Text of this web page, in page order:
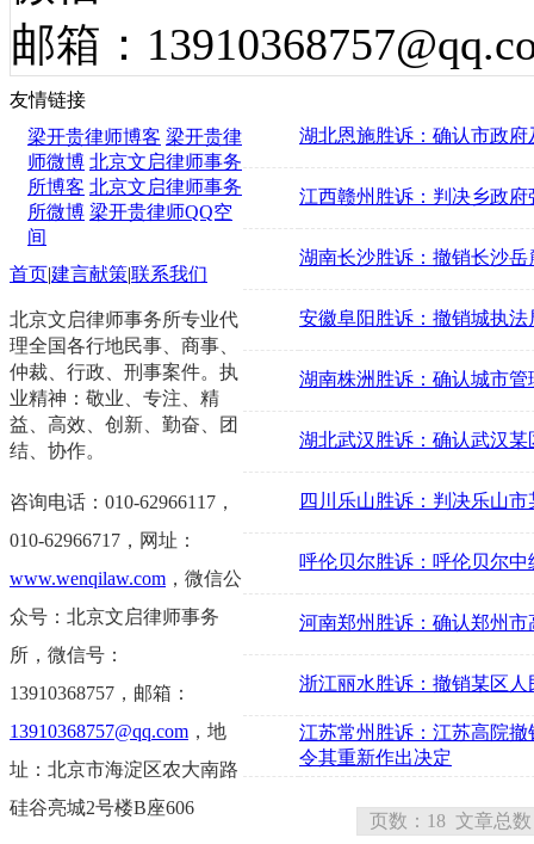
邮箱：
湖北恩施胜诉：确认市政
江西赣州胜诉：判决乡政
湖南长沙胜诉：撤销长沙
安徽阜阳胜诉：撤销城执
湖南株洲胜诉：确认城市
湖北武汉胜诉：确认武汉
四川乐山胜诉：判决乐山
呼伦贝尔胜诉：呼伦贝尔
河南郑州胜诉：确认郑州
浙江丽水胜诉：撤销某区
江苏常州胜诉：江苏高院
令其重新作出决定
页数：18 文章总数
友情链接
梁开贵律师博客 梁开贵律
师微博 北京文启律师事务
所博客 北京文启律师事务
所微博 梁开贵律师QQ空
间
首页|建言献策|联系我们
北京文启律师事务所专业代
理全国各行地民事、商事、
仲裁、行政、刑事案件。执
业精神：敬业、专注、精
益、高效、创新、勤奋、团
结、协作。
咨询电话：010-62966117，
010-62966717， 网址：
www.wenqilaw.com ，微信公
众号：北京文启律师事务
所，微信号：
13910368757，邮箱：
13910368757@qq.com ，地
址：北京市海淀区农大南路
硅谷亮城2号楼B座606